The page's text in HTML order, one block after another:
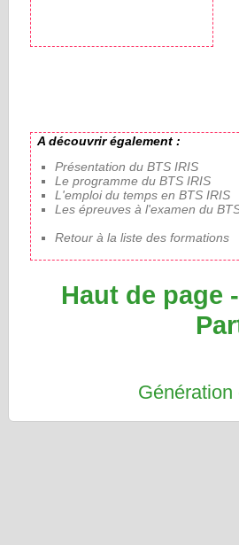
A découvrir également :
Présentation du BTS IRIS
Le programme du BTS IRIS
L'emploi du temps en BTS IRIS
Les épreuves à l'examen du
Retour à la liste des formations
Haut de page -